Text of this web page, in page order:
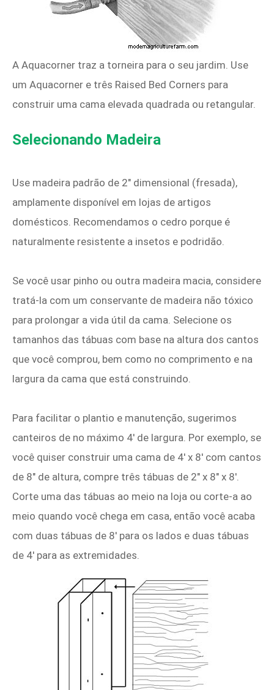
A Aquacorner traz a torneira para o seu jardim. Use
um Aquacorner e três Raised Bed Corners para
construir uma cama elevada quadrada ou retangular.
Selecionando Madeira
Use madeira padrão de 2" dimensional (fresada),
amplamente disponível em lojas de artigos
domésticos. Recomendamos o cedro porque é
naturalmente resistente a insetos e podridão.
Se você usar pinho ou outra madeira macia, considere
tratá-la com um conservante de madeira não tóxico
para prolongar a vida útil da cama. Selecione os
tamanhos das tábuas com base na altura dos cantos
que você comprou, bem como no comprimento e na
largura da cama que está construindo.
Para facilitar o plantio e manutenção, sugerimos
canteiros de no máximo 4' de largura. Por exemplo, se
você quiser construir uma cama de 4' x 8' com cantos
de 8" de altura, compre três tábuas de 2" x 8" x 8'.
Corte uma das tábuas ao meio na loja ou corte-a ao
meio quando você chega em casa, então você acaba
com duas tábuas de 8' para os lados e duas tábuas
de 4' para as extremidades.